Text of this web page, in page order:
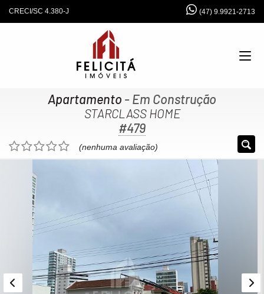
CRECI/SC 4.380-J (47) 9.9921-2713
Apartamento - Em Construção
STARCLASS HOME
#479
(nenhuma avaliação)